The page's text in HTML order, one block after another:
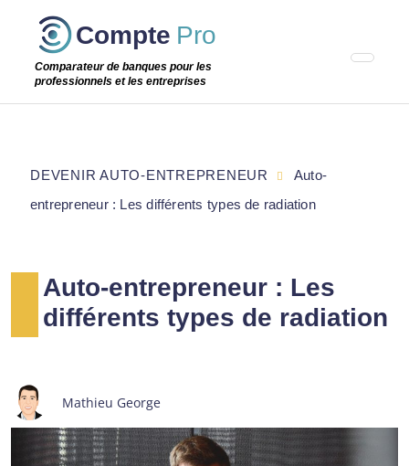
Passer
étape
Compte Pro
Comparateur de banques pour les
professionnels et les entreprises
Auto-entrepreneur : Les
différents types de radiation
Mathieu George
DEVENIR AUTO-ENTREPRENEUR
Auto-
entrepreneur : Les différents types de radiation